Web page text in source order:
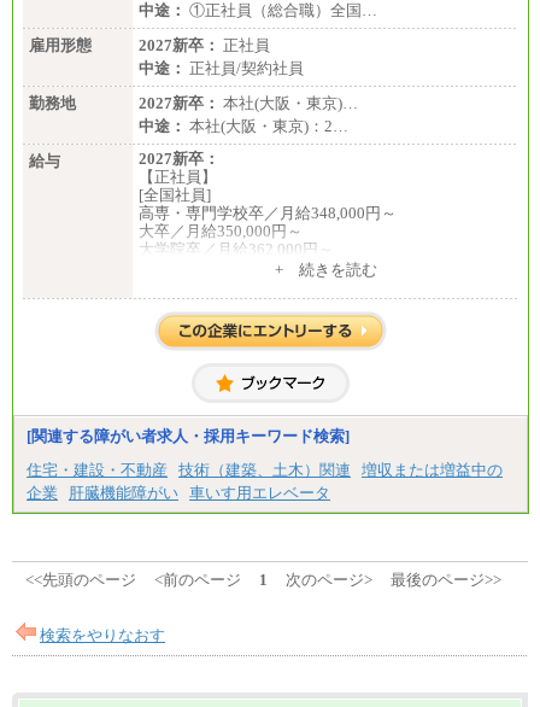
中途： ①正社員（総合職）全国…
雇用形態
2027新卒： 正社員
中途： 正社員/契約社員
勤務地
2027新卒： 本社(大阪・東京)…
中途： 本社(大阪・東京)：2…
給与
2027新卒：
【正社員】
[全国社員]
高専・専門学校卒／月給348,000円～
大卒／月給350,000円～
大学院卒／月給362,000円～
[地域社員]月給295,000円～
【正社員】
[全国社員]月給348,000円～
[地域社員]月給295,000円～
【契約社員】月給200,000円～
+ 続きを読む
[関連する障がい者求人・採用キーワード検索]
住宅・建設・不動産
技術（建築、土木）関連
増収または増益中の
企業
肝臓機能障がい 車いす用エレベータ
<<先頭のページ <前のページ 1 次のページ> 最後のページ>>
検索をやりなおす